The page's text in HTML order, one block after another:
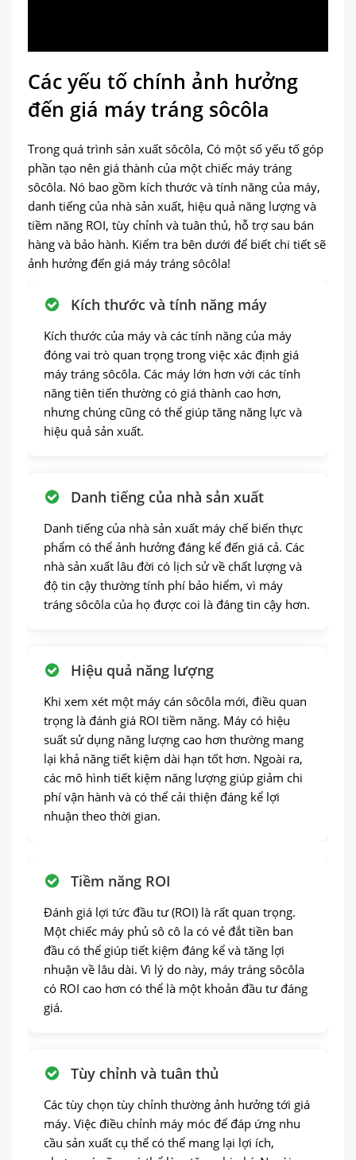
Các yếu tố chính ảnh hưởng
đến giá máy tráng sôcôla
Trong quá trình sản xuất sôcôla, Có một số yếu tố góp
phần tạo nên giá thành của một chiếc máy tráng
sôcôla. Nó bao gồm kích thước và tính năng của máy,
danh tiếng của nhà sản xuất, hiệu quả năng lượng và
tiềm năng ROI, tùy chỉnh và tuân thủ, hỗ trợ sau bán
hàng và bảo hành. Kiểm tra bên dưới để biết chi tiết sẽ
ảnh hưởng đến giá máy tráng sôcôla!
Kích thước và tính năng máy
Kích thước của máy và các tính năng của máy
đóng vai trò quan trọng trong việc xác định giá
máy tráng sôcôla. Các máy lớn hơn với các tính
năng tiên tiến thường có giá thành cao hơn,
nhưng chúng cũng có thể giúp tăng năng lực và
hiệu quả sản xuất.
Danh tiếng của nhà sản xuất
Danh tiếng của nhà sản xuất máy chế biến thực
phẩm có thể ảnh hưởng đáng kể đến giá cả. Các
nhà sản xuất lâu đời có lịch sử về chất lượng và
độ tin cậy thường tính phí bảo hiểm, vì máy
tráng sôcôla của họ được coi là đáng tin cậy hơn.
Hiệu quả năng lượng
Khi xem xét một máy cán sôcôla mới, điều quan
trọng là đánh giá ROI tiềm năng. Máy có hiệu
suất sử dụng năng lượng cao hơn thường mang
lại khả năng tiết kiệm dài hạn tốt hơn. Ngoài ra,
các mô hình tiết kiệm năng lượng giúp giảm chi
phí vận hành và có thể cải thiện đáng kể lợi
nhuận theo thời gian.
Tiềm năng ROI
Đánh giá lợi tức đầu tư (ROI) là rất quan trọng.
Một chiếc máy phủ sô cô la có vẻ đắt tiền ban
đầu có thể giúp tiết kiệm đáng kể và tăng lợi
nhuận về lâu dài. Vì lý do này, máy tráng sôcôla
có ROI cao hơn có thể là một khoản đầu tư đáng
giá.
Tùy chỉnh và tuân thủ
Các tùy chọn tùy chỉnh thường ảnh hưởng tới giá
máy. Việc điều chỉnh máy móc để đáp ứng nhu
cầu sản xuất cụ thể có thể mang lại lợi ích,